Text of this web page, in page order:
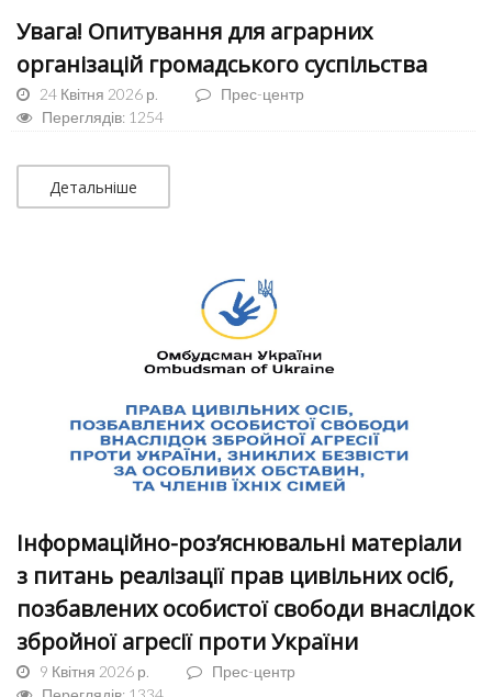
Увага! Опитування для аграрних
організацій громадського суспільства
24 Квітня 2026 р.
Прес-центр
Переглядів: 1254
Детальніше
Інформаційно-роз’яснювальні матеріали
з питань реалізації прав цивільних осіб,
позбавлених особистої свободи внаслідок
збройної агресії проти України
9 Квітня 2026 р.
Прес-центр